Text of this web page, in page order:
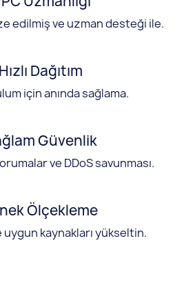
edilmiş ve uzman desteği ile.
Hızlı Dağıtım
için anında sağlama.
Güvenlik
ve DDoS savunması.
Ölçekleme
kaynakları yükseltin.